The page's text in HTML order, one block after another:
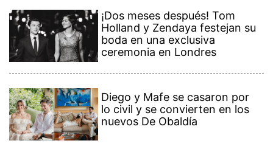
¡Dos meses después! Tom
Holland y Zendaya festejan su
boda en una exclusiva
ceremonia en Londres
Diego y Mafe se casaron por
lo civil y se convierten en los
nuevos De Obaldía